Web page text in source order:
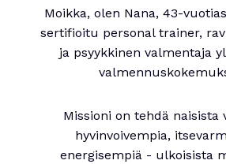
Moikka, olen Nana, 43-
sertifioitu personal trainer,
ja psyykkinen valmentaja
Missioni on tehdä naisista
hyvinvoivempia,
energisempiä - ulkoisista